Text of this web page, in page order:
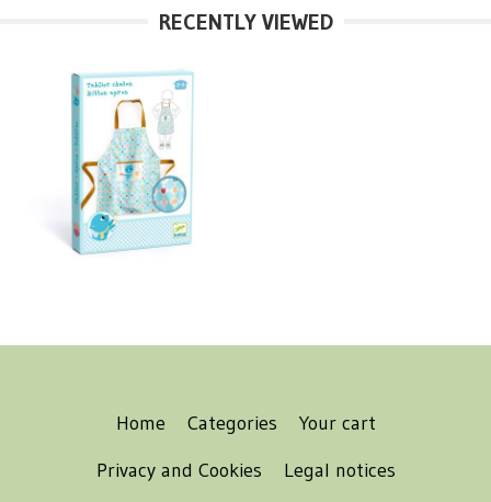
RECENTLY VIEWED
Home Categories
Your cart
Privacy and Cookies
Legal notices